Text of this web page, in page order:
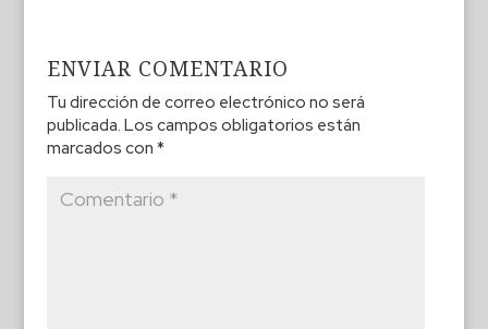
ENVIAR COMENTARIO
Tu dirección de correo electrónico no será
publicada. Los campos obligatorios están
marcados con *